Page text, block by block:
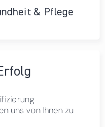
& Pflege
uns von Ihnen zu